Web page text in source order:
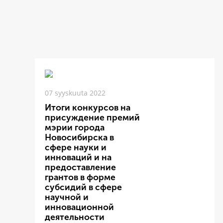
07 syyskuuta 2022
Итоги конкурсов на
присуждение премий
мэрии города
Новосибирска в
сфере науки и
инноваций и на
предоставление
грантов в форме
субсидий в сфере
научной и
инновационной
деятельности